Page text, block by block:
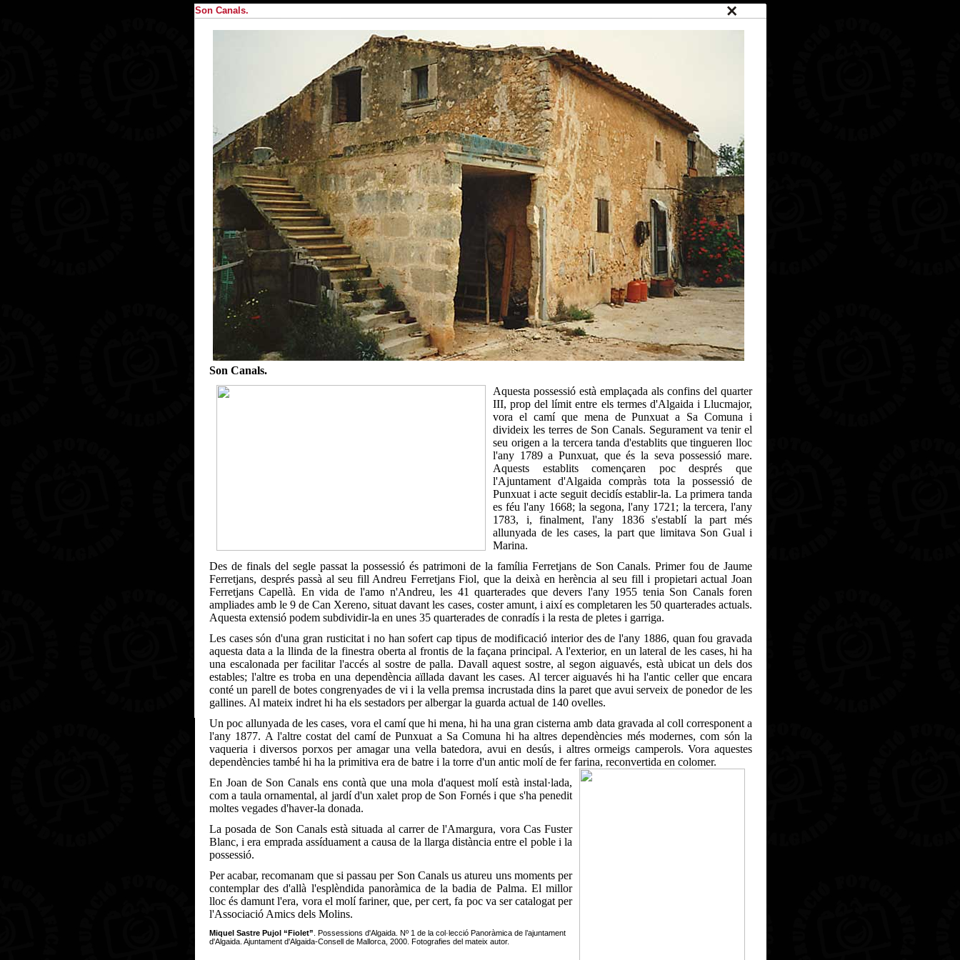
Son Canals.
Son Canals.
Aquesta possessió està emplaçada als confins del quarter
III, prop del límit entre els termes d'Algaida i Llucmajor,
vora el camí que mena de Punxuat a Sa Comuna i
divideix les terres de Son Canals. Segurament va tenir el
seu origen a la tercera tanda d'establits que tingueren lloc
l'any 1789 a Punxuat, que és la seva possessió mare.
Aquests establits començaren poc després que
l'Ajuntament d'Algaida compràs tota la possessió de
Punxuat i acte seguit decidís establir-la. La primera tanda
es féu l'any 1668; la segona, l'any 1721; la tercera, l'any
1783, i, finalment, l'any 1836 s'establí la part més
allunyada de les cases, la part que limitava Son Gual i
Marina.
Des de finals del segle passat la possessió és patrimoni de la família Ferretjans de Son Canals. Primer fou de Jaume
Ferretjans, després passà al seu fill Andreu Ferretjans Fiol, que la deixà en herència al seu fill i propietari actual Joan
Ferretjans Capellà. En vida de l'amo n'Andreu, les 41 quarterades que devers l'any 1955 tenia Son Canals foren
ampliades amb le 9 de Can Xereno, situat davant les cases, coster amunt, i així es completaren les 50 quarterades actuals.
Aquesta extensió podem subdividir-la en unes 35 quarterades de conradís i la resta de pletes i garriga.
Les cases són d'una gran rusticitat i no han sofert cap tipus de modificació interior des de l'any 1886, quan fou gravada
aquesta data a la llinda de la finestra oberta al frontis de la façana principal. A l'exterior, en un lateral de les cases, hi ha
una escalonada per facilitar l'accés al sostre de palla. Davall aquest sostre, al segon aiguavés, està ubicat un dels dos
estables; l'altre es troba en una dependència aïllada davant les cases. Al tercer aiguavés hi ha l'antic celler que encara
conté un parell de botes congrenyades de vi i la vella premsa incrustada dins la paret que avui serveix de ponedor de les
gallines. Al mateix indret hi ha els sestadors per albergar la guarda actual de 140 ovelles.
Un poc allunyada de les cases, vora el camí que hi mena, hi ha una gran cisterna amb data gravada al coll corresponent a
l'any 1877. A l'altre costat del camí de Punxuat a Sa Comuna hi ha altres dependències més modernes, com són la
vaqueria i diversos porxos per amagar una vella batedora, avui en desús, i altres ormeigs camperols. Vora aquestes
dependències també hi ha la primitiva era de batre i la torre d'un antic molí de fer farina, reconvertida en colomer.
En Joan de Son Canals ens contà que una mola d'aquest molí està instal·lada,
com a taula ornamental, al jardí d'un xalet prop de Son Fornés i que s'ha penedit
moltes vegades d'haver-la donada.
La posada de Son Canals està situada al carrer de l'Amargura, vora Cas Fuster
Blanc, i era emprada assíduament a causa de la llarga distància entre el poble i la
possessió.
Per acabar, recomanam que si passau per Son Canals us atureu uns moments per
contemplar des d'allà l'esplèndida panoràmica de la badia de Palma. El millor
lloc és damunt l'era, vora el molí fariner, que, per cert, fa poc va ser catalogat per
l'Associació Amics dels Molins.
Miquel Sastre Pujol “Fiolet” . Possessions d'Algaida. Nº 1 de la col·lecció Panoràmica de l’ajuntament
d'Algaida. Ajuntament d'Algaida-Consell de Mallorca, 2000. Fotografies del mateix autor.